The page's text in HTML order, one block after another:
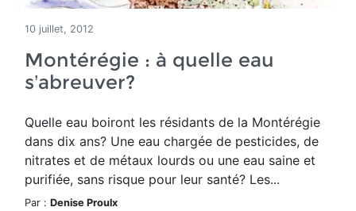
10 juillet, 2012
Montérégie : à quelle eau
s’abreuver?
Quelle eau boiront les résidants de la Montérégie
dans dix ans? Une eau chargée de pesticides, de
nitrates et de métaux lourds ou une eau saine et
purifiée, sans risque pour leur santé? Les...
Par : Denise Proulx